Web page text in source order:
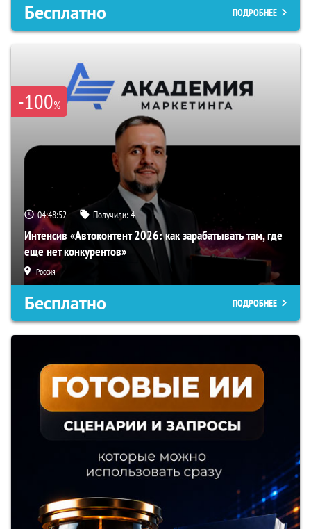
Бесплатно ПОДРОБНЕЕ
-100%
04:48:51 Получили:4
Интенсив «Автоконтент 2026: как зарабатывать там, где
еще нет конкурентов»
Россия
Бесплатно ПОДРОБНЕЕ